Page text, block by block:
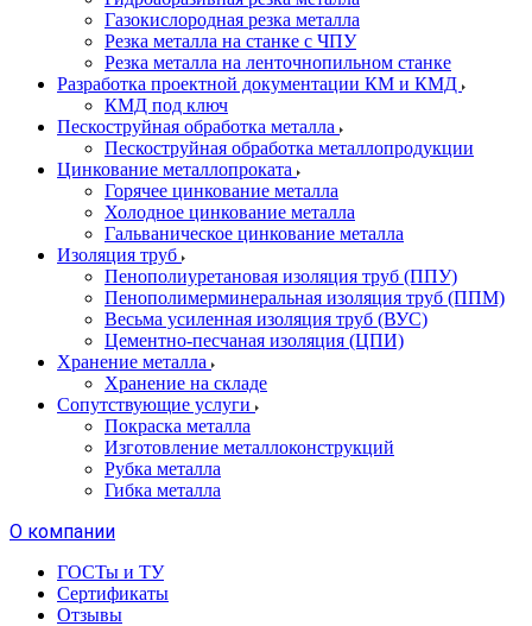
Газокислородная резка металла
Резка металла на станке с ЧПУ
Резка металла на ленточнопильном станке
Разработка проектной документации КМ и КМД
КМД под ключ
Пескоструйная обработка металла
Пескоструйная обработка металлопродукции
Цинкование металлопроката
Горячее цинкование металла
Холодное цинкование металла
Гальваническое цинкование металла
Изоляция труб
Пенополиуретановая изоляция труб (ППУ)
Пенополимерминеральная изоляция труб (ППМ)
Весьма усиленная изоляция труб (ВУС)
Цементно-песчаная изоляция (ЦПИ)
Хранение металла
Хранение на складе
Сопутствующие услуги
Покраска металла
Изготовление металлоконструкций
Рубка металла
Гибка металла
О компании
ГОСТы и ТУ
Сертификаты
Отзывы